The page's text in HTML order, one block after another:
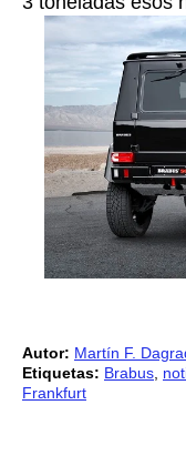
Autor: Martín F.
Etiquetas: Brabus
Frankfurt